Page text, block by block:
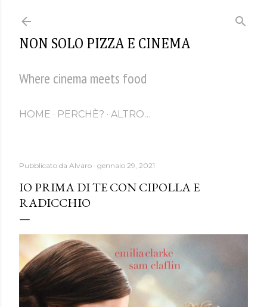
NON SOLO PIZZA E CINEMA
Where cinema meets food
HOME PERCHÈ? ALTRO…
Pubblicato da Alvaro gennaio 29, 2021
IO PRIMA DI TE CON CIPOLLA E
RADICCHIO